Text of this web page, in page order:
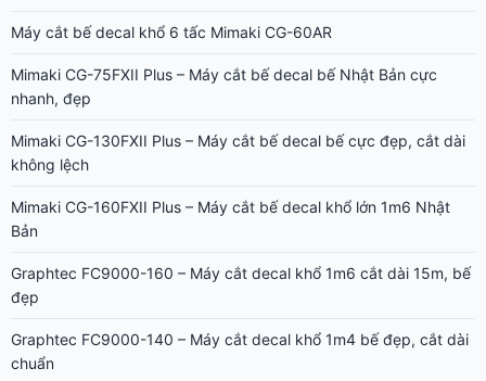
Máy cắt bế decal khổ 6 tấc Mimaki CG-60AR
Mimaki CG-75FXII Plus – Máy cắt bế decal bế Nhật Bản cực
nhanh, đẹp
Mimaki CG-130FXII Plus – Máy cắt bế decal bế cực đẹp, cắt dài
không lệch
Mimaki CG-160FXII Plus – Máy cắt bế decal khổ lớn 1m6 Nhật
Bản
Graphtec FC9000-160 – Máy cắt decal khổ 1m6 cắt dài 15m, bế
đẹp
Graphtec FC9000-140 – Máy cắt decal khổ 1m4 bế đẹp, cắt dài
chuẩn